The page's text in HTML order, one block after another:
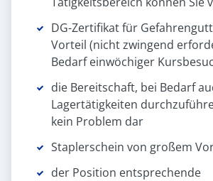
DG-Zertifikat für
Vorteil (nicht zwingend
Bedarf einwöchiger
die Bereitschaft, bei Bedarf
Lagertätigkeiten
kein Problem dar
Staplerschein von großem
der Position entsprechende